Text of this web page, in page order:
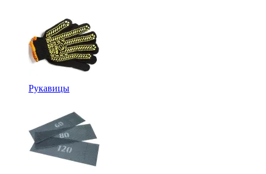
Рукавицы